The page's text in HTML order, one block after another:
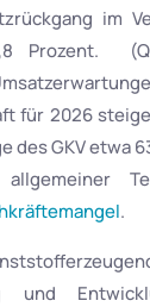
im
Prozent.
für 2026
des GKV etwa
.
und